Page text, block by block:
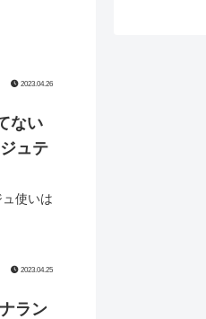
2023.04.26
ない
ュテ
使いは
2023.04.25
ラン